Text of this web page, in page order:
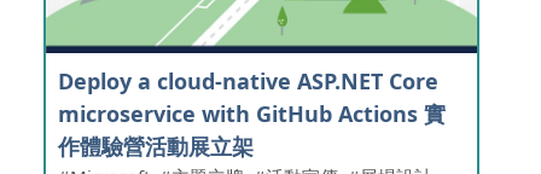
Deploy a cloud-native ASP.NET Core
microservice with GitHub Actions 實
作體驗營活動展立架